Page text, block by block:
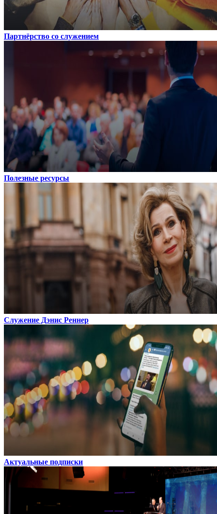
Партнёрство со служением
Полезные ресурсы
Служение Дэнис Реннер
Актуальные подписки